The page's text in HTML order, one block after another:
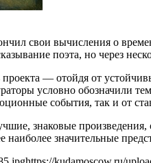
свои вычисления о
поэта, но через
— отойдя от
условно обозначили
события, так и от
знаковые
значительные